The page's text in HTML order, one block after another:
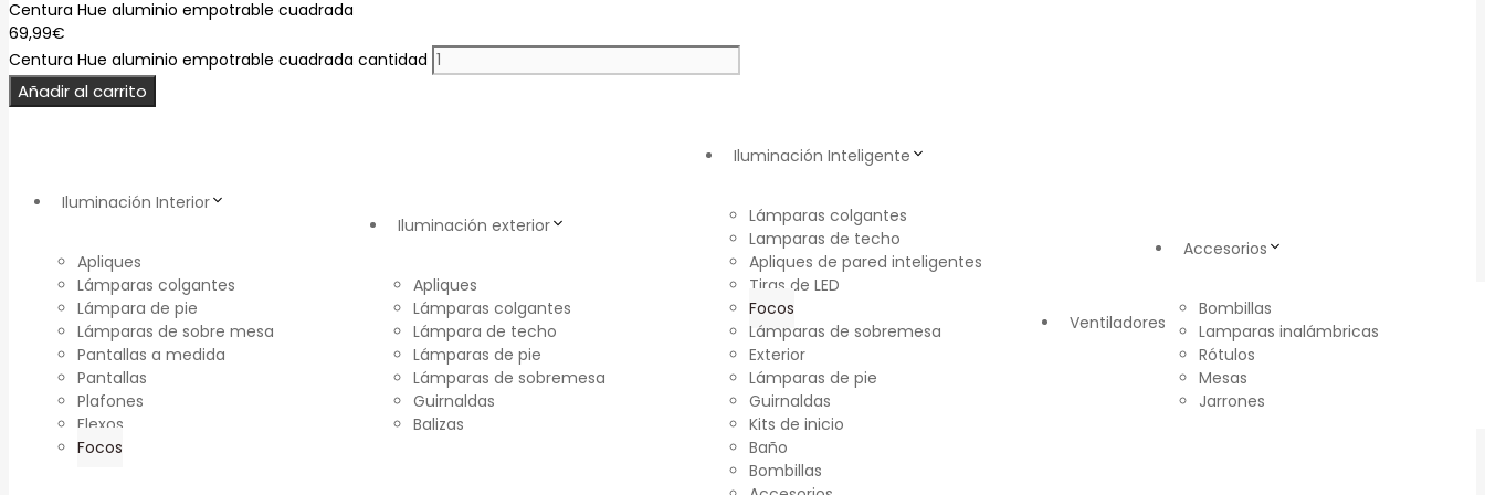
Centura Hue aluminio empotrable cuadrada
69,99€
Centura Hue aluminio empotrable cuadrada cantidad
Añadir al carrito
Iluminación Interior
Apliques
Lámparas colgantes
Lámpara de pie
Lámparas de sobre mesa
Pantallas a medida
Pantallas
Plafones
Flexos
Focos
Iluminación exterior
Apliques
Lámparas colgantes
Lámpara de techo
Lámparas de pie
Lámparas de sobremesa
Guirnaldas
Balizas
Iluminación Inteligente
Lámparas colgantes
Lamparas de techo
Apliques de pared inteligentes
Tiras de LED
Focos
Lámparas de sobremesa
Exterior
Lámparas de pie
Guirnaldas
Kits de inicio
Baño
Bombillas
Ventiladores
Accesorios
Bombillas
Lamparas inalámbricas
Rótulos
Mesas
Jarrones